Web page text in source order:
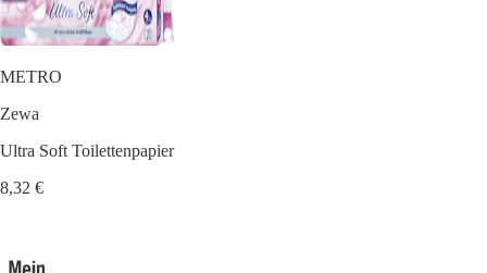
METRO
Zewa
Ultra Soft Toilettenpapier
8,32 €